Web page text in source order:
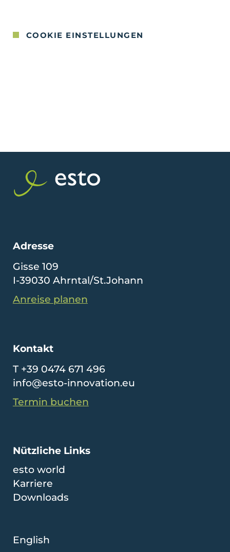
COOKIE EINSTELLUNGEN
Adresse
Gisse 109
I-39030 Ahrntal/St.Johann
Anreise planen
Kontakt
T +39 0474 671 496
info@esto-innovation.eu
Termin buchen
Nützliche Links
esto world
Karriere
Downloads
English